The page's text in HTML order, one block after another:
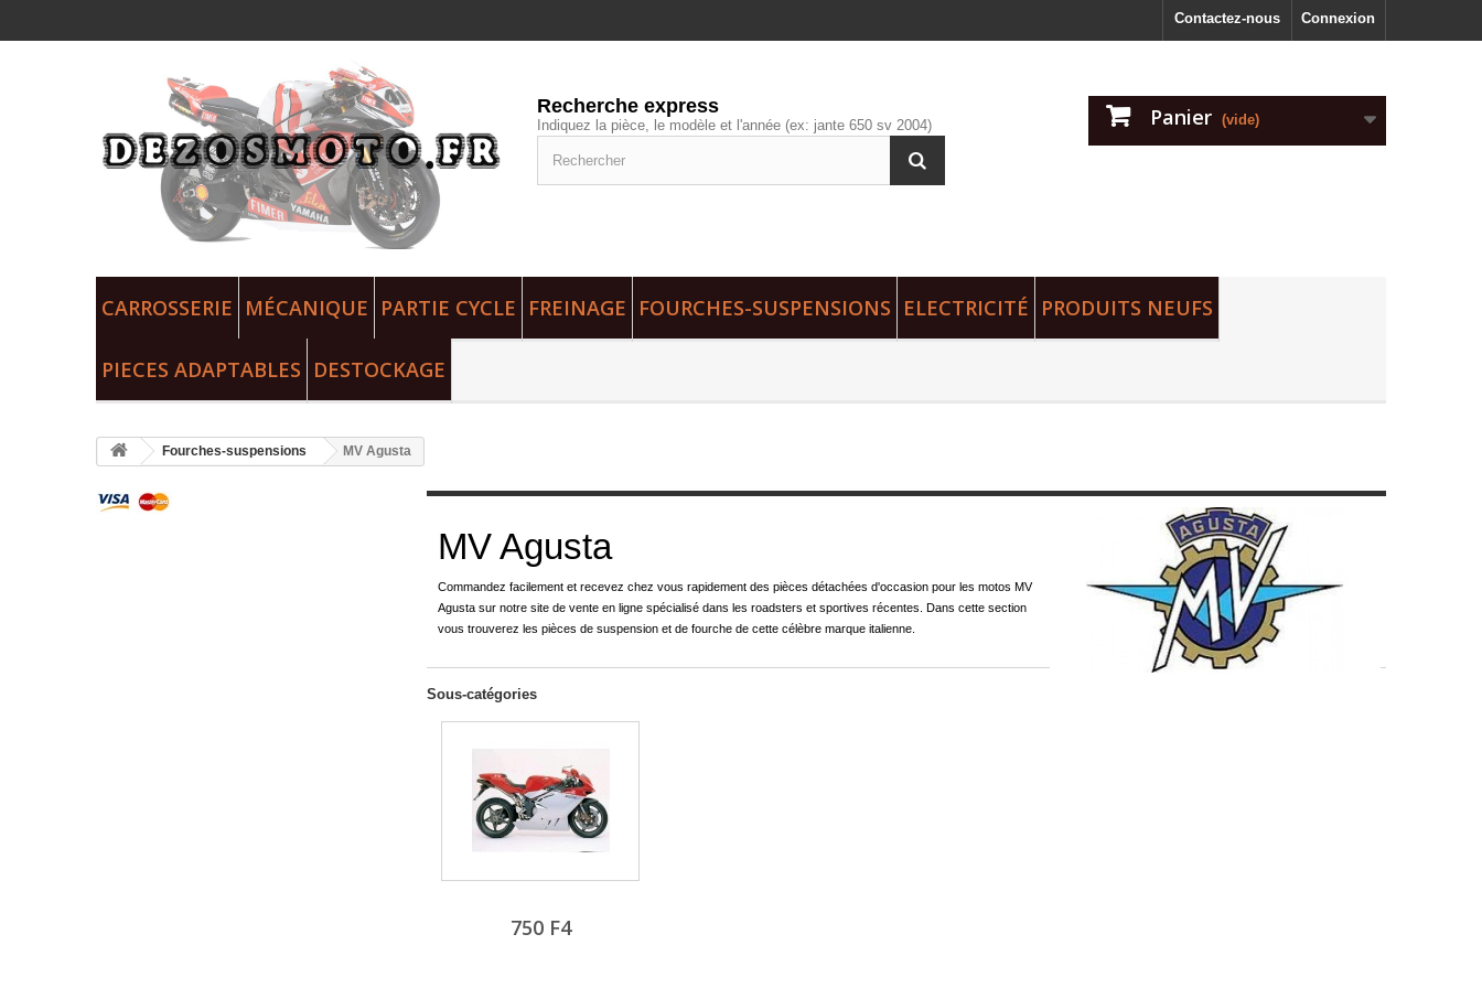
Connexion
Contactez-nous
Recherche express
Indiquez la pièce, le modèle et l'année (ex: jante 650 sv 2004) Panier (vide)
CARROSSERIE MÉCANIQUE PARTIE CYCLE FREINAGE FOURCHES-SUSPENSIONS ELECTRICITÉ PRODUITS NEUFS
PIECES ADAPTABLES DESTOCKAGE
Fourches-suspensions MV Agusta
MV Agusta
Commandez facilement et recevez chez vous rapidement des pièces détachées d'occasion pour les motos MV
Agusta sur notre site de vente en ligne spécialisé dans les roadsters et sportives récentes. Dans cette section
vous trouverez les pièces de suspension et de fourche de cette célèbre marque italienne.
Sous-catégories
750 F4